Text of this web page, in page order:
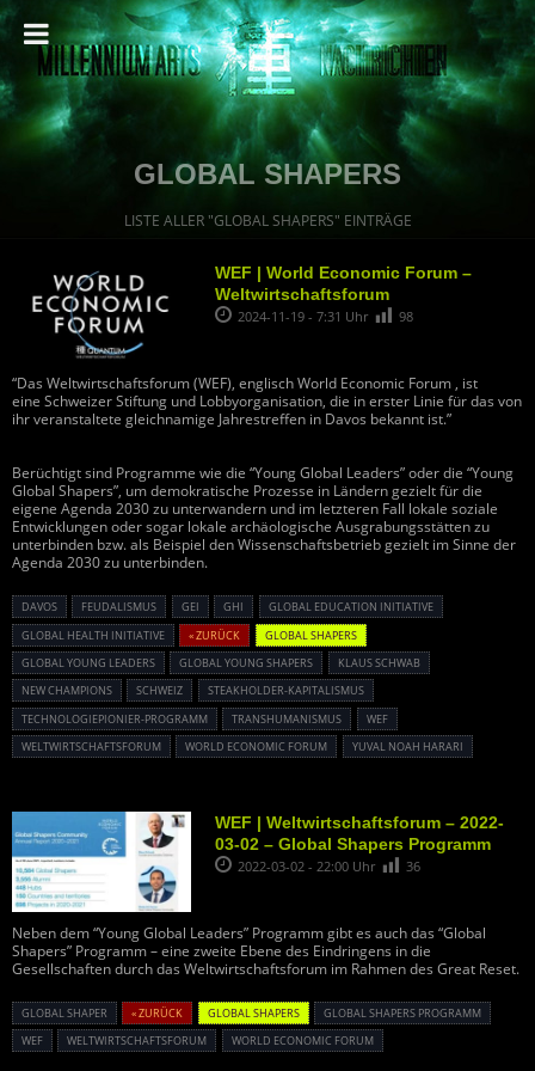
GLOBAL SHAPERS
LISTE ALLER "GLOBAL SHAPERS" EINTRÄGE
WEF | World Economic Forum –
Weltwirtschaftsforum
2024-11-19 - 7:31 Uhr 98
“Das Weltwirtschaftsforum (WEF), englisch World Economic Forum , ist
eine Schweizer Stiftung und Lobbyorganisation, die in erster Linie für das von
ihr veranstaltete gleichnamige Jahrestreffen in Davos bekannt ist.”
Berüchtigt sind Programme wie die “Young Global Leaders” oder die “Young
Global Shapers”, um demokratische Prozesse in Ländern gezielt für die
eigene Agenda 2030 zu unterwandern und im letzteren Fall lokale soziale
Entwicklungen oder sogar lokale archäologische Ausgrabungsstätten zu
unterbinden bzw. als Beispiel den Wissenschaftsbetrieb gezielt im Sinne der
Agenda 2030 zu unterbinden.
DAVOS FEUDALISMUS GEI GHI
GLOBAL EDUCATION INITIATIVE
GLOBAL HEALTH INITIATIVE
« ZURÜCK
GLOBAL SHAPERS
GLOBAL YOUNG LEADERS
GLOBAL YOUNG SHAPERS
KLAUS SCHWAB
NEW CHAMPIONS
SCHWEIZ
STEAKHOLDER-KAPITALISMUS
TECHNOLOGIEPIONIER-PROGRAMM
TRANSHUMANISMUS
WEF
WELTWIRTSCHAFTSFORUM
WORLD ECONOMIC FORUM YUVAL NOAH HARARI
WEF | Weltwirtschaftsforum – 2022-
03-02 – Global Shapers Programm
2022-03-02 - 22:00 Uhr 36
Neben dem “Young Global Leaders” Programm gibt es auch das “Global
Shapers” Programm – eine zweite Ebene des Eindringens in die
Gesellschaften durch das Weltwirtschaftsforum im Rahmen des Great Reset.
GLOBAL SHAPER « ZURÜCK GLOBAL SHAPERS
GLOBAL SHAPERS PROGRAMM
WEF
WELTWIRTSCHAFTSFORUM WORLD ECONOMIC FORUM